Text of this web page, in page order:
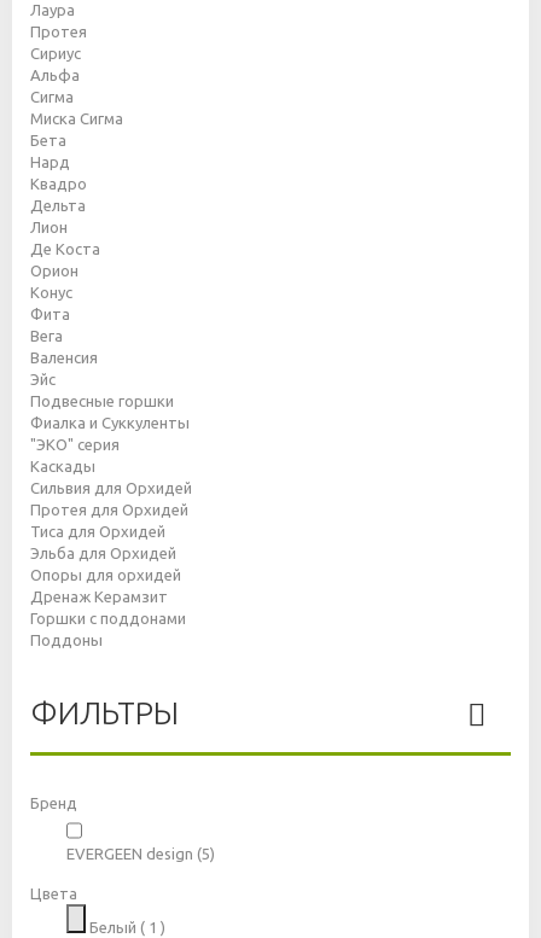
Лаура
Протея
Сириус
Альфа
Сигма
Миска Сигма
Бета
Нард
Квадро
Дельта
Лион
Де Коста
Орион
Конус
Фита
Вега
Валенсия
Эйс
Подвесные горшки
Фиалка и Суккуленты
"ЭКО" серия
Каскады
Сильвия для Орхидей
Протея для Орхидей
Тиса для Орхидей
Эльба для Орхидей
Опоры для орхидей
Дренаж Керамзит
Горшки с поддонами
Поддоны
ФИЛЬТРЫ
Бренд
EVERGEEN design (5)
Цвета
Белый ( 1 )